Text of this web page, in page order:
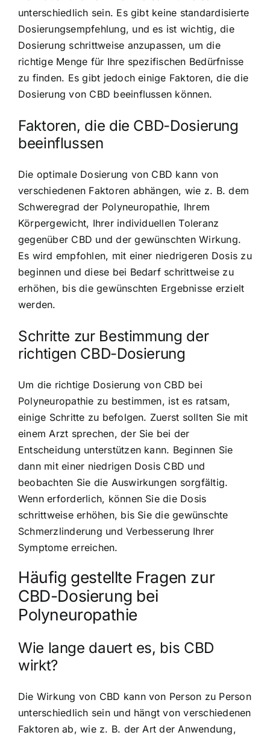
unterschiedlich sein. Es gibt keine standardisierte
Dosierungsempfehlung, und es ist wichtig, die
Dosierung schrittweise anzupassen, um die
richtige Menge für Ihre spezifischen Bedürfnisse
zu finden. Es gibt jedoch einige Faktoren, die die
Dosierung von CBD beeinflussen können.
Faktoren, die die CBD-Dosierung
beeinflussen
Die optimale Dosierung von CBD kann von
verschiedenen Faktoren abhängen, wie z. B. dem
Schweregrad der Polyneuropathie, Ihrem
Körpergewicht, Ihrer individuellen Toleranz
gegenüber CBD und der gewünschten Wirkung.
Es wird empfohlen, mit einer niedrigeren Dosis zu
beginnen und diese bei Bedarf schrittweise zu
erhöhen, bis die gewünschten Ergebnisse erzielt
werden.
Schritte zur Bestimmung der
richtigen CBD-Dosierung
Um die richtige Dosierung von CBD bei
Polyneuropathie zu bestimmen, ist es ratsam,
einige Schritte zu befolgen. Zuerst sollten Sie mit
einem Arzt sprechen, der Sie bei der
Entscheidung unterstützen kann. Beginnen Sie
dann mit einer niedrigen Dosis CBD und
beobachten Sie die Auswirkungen sorgfältig.
Wenn erforderlich, können Sie die Dosis
schrittweise erhöhen, bis Sie die gewünschte
Schmerzlinderung und Verbesserung Ihrer
Symptome erreichen.
Häufig gestellte Fragen zur
CBD-Dosierung bei
Polyneuropathie
Wie lange dauert es, bis CBD
wirkt?
Die Wirkung von CBD kann von Person zu Person
unterschiedlich sein und hängt von verschiedenen
Faktoren ab, wie z. B. der Art der Anwendung,